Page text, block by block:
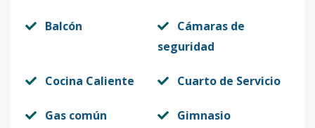
Balcón
Cámaras de
seguridad
Cocina Caliente Cuarto de Servicio
Gas común Gimnasio